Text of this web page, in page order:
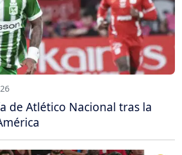
de Atlético Nacional tras la